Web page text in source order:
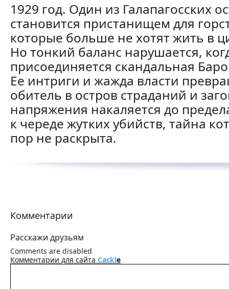
1929 год. Один из Галапагосских
становится пристанищем для
которые больше не хотят жить в
Но тонкий баланс нарушается,
присоединяется скандальная
Ее интриги и жажда власти
обитель в остров страданий и
напряжения накаляется до
к череде жутких убийств, тайна
пор не раскрыта.
Комментарии
Расскажи друзьям
Comments are disabled
Комментарии для сайта Cackle